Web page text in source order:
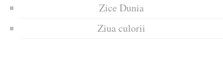
Zice Dunia
Ziua culorii